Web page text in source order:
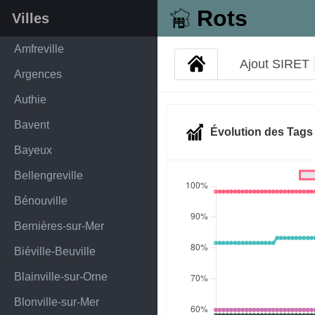
Rots
Villes
Amfreville
Argences
Authie
Bavent
Bayeux
Bellengreville
Bénouville
Bernières-sur-Mer
Biéville-Beuville
Blainville-sur-Orne
Blonville-sur-Mer
Ajout SIRET
Évolution des